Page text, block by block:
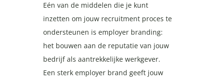
Eén van de middelen die je kunt
inzetten om jouw recruitment proces te
ondersteunen is employer branding:
het bouwen aan de reputatie van jouw
bedrijf als aantrekkelijke werkgever.
Een sterk employer brand geeft jouw